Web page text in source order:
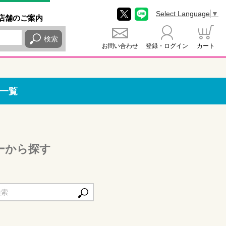
舗のご案内
検索
お問い合わせ 登録・ログイン カート
Select Language ▼
覧
から探す